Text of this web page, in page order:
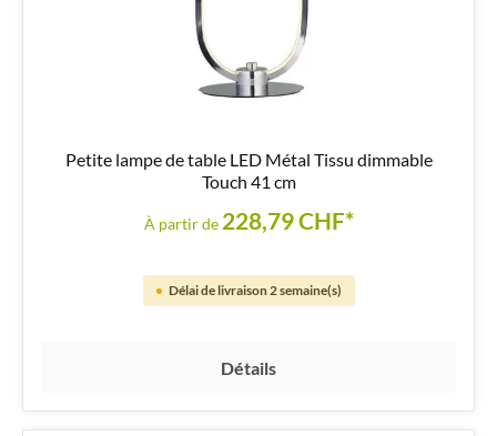
Petite lampe de table LED Métal Tissu dimmable
Touch 41 cm
À partir de 228,79 CHF*
Délai de livraison 2 semaine(s)
Détails